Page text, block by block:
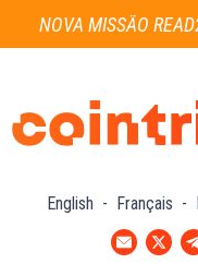
NOVA MISSÃO
English - Français -